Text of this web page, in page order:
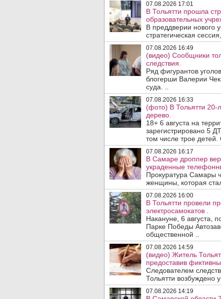
07.08.2026 17:01
В Тольятти прошла
образовательных
В преддверии нового
стратегическая
07.08.2026 16:49
(видео) Сообщники
следствия.
Ряд фигурантов
блогерши Валерии
суда. ..
07.08.2026 16:33
(фото) В Тольятти 20-
дерево.
18+ 6 августа на
зарегистрировано 5
том числе трое
07.08.2026 16:17
В Самаре дроппер
украденные
Прокуратура Самары
женщины, которая
07.08.2026 16:00
В Тольятти провели
электросамокатов .
Накануне, 6 августа,
Парке Победы
общественной ..
07.08.2026 14:59
(видео) Житель
предоставив
Следователем
Тольятти возбуждено
07.08.2026 14:19